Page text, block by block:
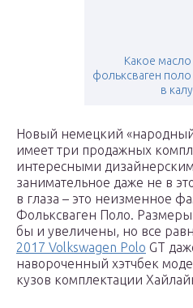
Какое масло
фольксваген поло
в
Новый немецкий
имеет три продажных
интересными
занимательное даже не в
в глаза – это неизменное
Фольксваген Поло.
бы и увеличены, но все
2017 Volkswagen Polo GT
навороченный хэтчбек
кузов комплектации